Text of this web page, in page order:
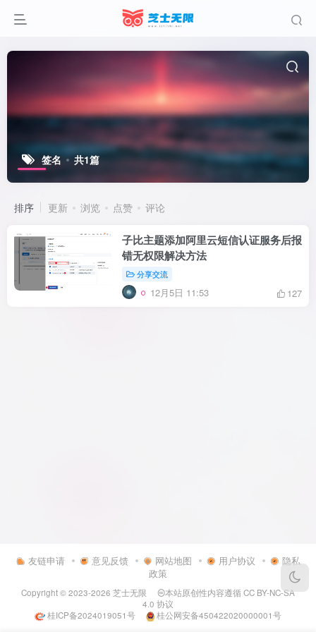
签名 共1篇
排序 更新 浏览 点赞 评论
子比主题添加阿里云短信认证服务后报
错无权限解决方法
分享交流
12月5日 11:53 127
友链申请 意见反馈 网站地图 用户协议
隐私
政策
Copyright © 2023-2026 芝士无限 本站原创性内容遵循CC BY-NC-SA
4.0 协议
桂ICP备2024019051号
桂公网安备450422020000001号